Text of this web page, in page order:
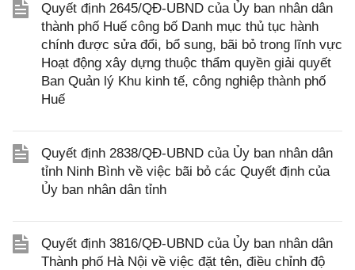
Quyết định 2645/QĐ-UBND của Ủy ban nhân dân
thành phố Huế công bố Danh mục thủ tục hành
chính được sửa đổi, bổ sung, bãi bỏ trong lĩnh vực
Hoạt động xây dựng thuộc thẩm quyền giải quyết
Ban Quản lý Khu kinh tế, công nghiệp thành phố
Huế
Quyết định 2838/QĐ-UBND của Ủy ban nhân dân
tỉnh Ninh Bình về việc bãi bỏ các Quyết định của
Ủy ban nhân dân tỉnh
Quyết định 3816/QĐ-UBND của Ủy ban nhân dân
Thành phố Hà Nội về việc đặt tên, điều chỉnh độ